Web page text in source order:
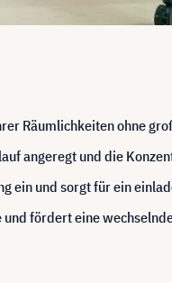
Räumlichkeiten ohne
angeregt und die
ein und sorgt für ein
fördert eine